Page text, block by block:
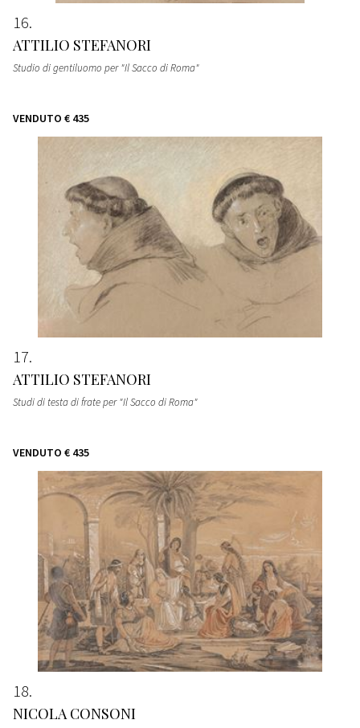
16
ATTILIO STEFANORI
Studio di gentiluomo per "Il Sacco di Roma"
VENDUTO € 435
17
ATTILIO STEFANORI
Studi di testa di frate per "Il Sacco di Roma"
VENDUTO € 435
18
NICOLA CONSONI